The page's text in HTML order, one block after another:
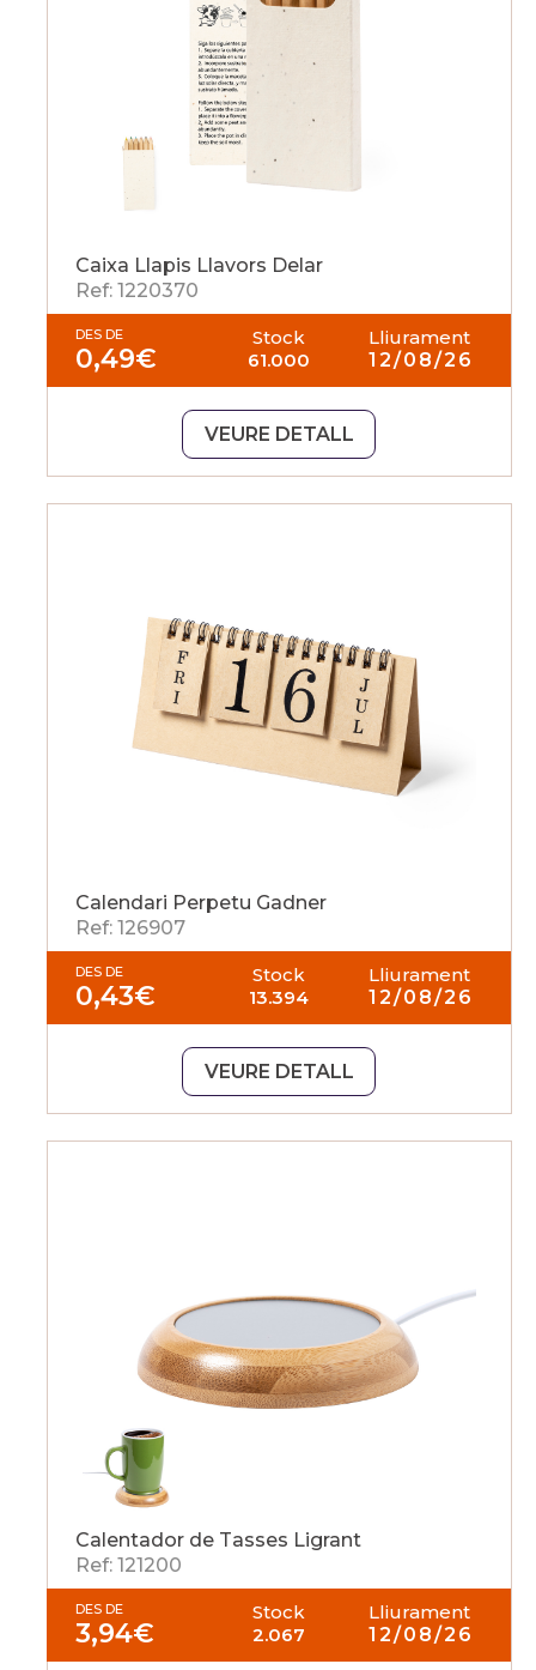
Caixa Llapis Llavors Delar
Ref: 1220370
DES DE
0,49€
Stock
61.000
Lliurament
12/08/26
VEURE DETALL
Calendari Perpetu Gadner
Ref: 126907
DES DE
0,43€
Stock
13.394
Lliurament
12/08/26
VEURE DETALL
Calentador de Tasses Ligrant
Ref: 121200
DES DE
3,94€
Stock
2.067
Lliurament
12/08/26